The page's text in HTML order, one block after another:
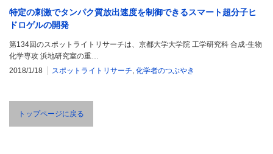
特定の刺激でタンパク質放出速度を制御できるスマート超分子ヒ
ドロゲルの開発
第134回のスポットライトリサーチは、京都大学大学院 工学研究科 合成·生物
化学専攻 浜地研究室の重…
2018/1/18
スポットライトリサーチ, 化学者のつぶやき
トップページに戻る